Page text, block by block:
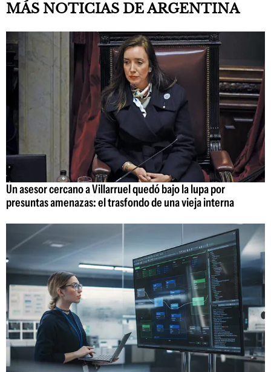
MÁS NOTICIAS DE ARGENTINA
Un asesor cercano a Villarruel quedó bajo la lupa por
presuntas amenazas: el trasfondo de una vieja interna